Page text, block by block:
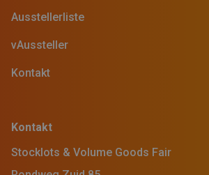
Ausstellerliste
vAussteller
Kontakt
Kontakt
Stocklots & Volume Goods Fair